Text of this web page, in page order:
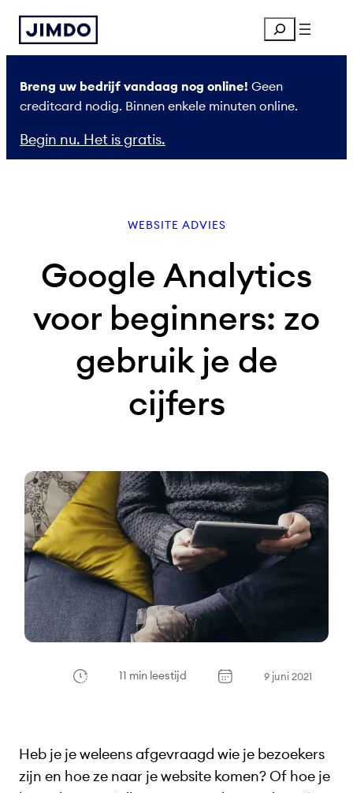
Ga
naar
de
inhoud
Search
Breng uw bedrijf vandaag nog online!Geen
creditcard nodig. Binnen enkele minuten online.
Begin nu. Het is gratis.
WEBSITE ADVIES
Google Analytics
voor beginners: zo
gebruik je de
cijfers
11 min leestijd 9 juni 2021
Heb je je weleens afgevraagd wie je bezoekers
zijn en hoe ze naar je website komen? Of hoe je